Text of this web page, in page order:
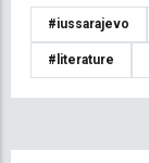
#iussarajevo
#literature